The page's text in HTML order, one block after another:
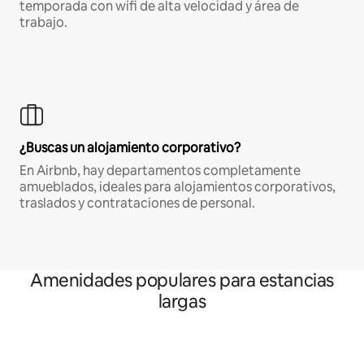
temporada con wifi de alta velocidad y área de
trabajo.
¿Buscas un alojamiento corporativo?
En Airbnb, hay departamentos completamente
amueblados, ideales para alojamientos corporativos,
traslados y contrataciones de personal.
Amenidades populares para estancias
largas